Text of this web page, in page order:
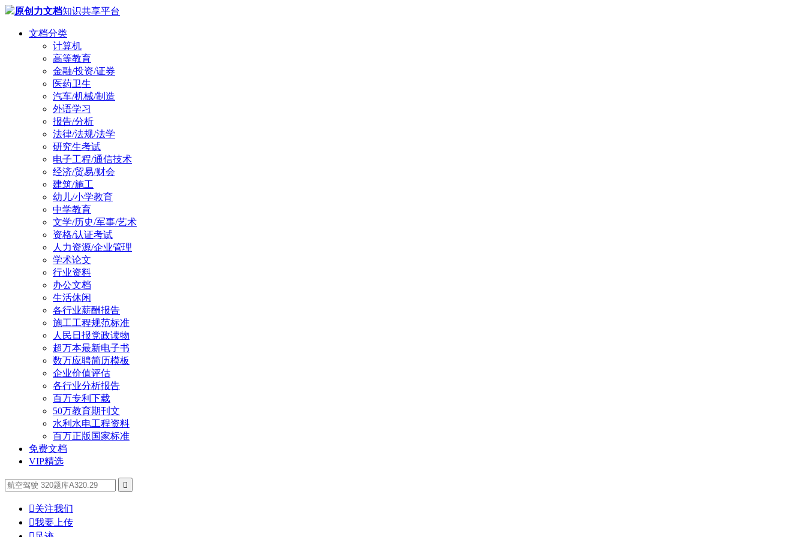
原创力文档知识共享平台
文档分类
计算机
高等教育
金融/投资/证券
医药卫生
汽车/机械/制造
外语学习
报告/分析
法律/法规/法学
研究生考试
电子工程/通信技术
经济/贸易/财会
建筑/施工
幼儿/小学教育
中学教育
文学/历史/军事/艺术
资格/认证考试
人力资源/企业管理
学术论文
行业资料
办公文档
生活休闲
各行业薪酬报告
施工工程规范标准
人民日报党政读物
超万本最新电子书
数万应聘简历模板
企业价值评估
各行业分析报告
百万专利下载
50万教育期刊文
水利水电工程资料
百万正版国家标准
免费文档
VIP精选

关注我们
我要上传